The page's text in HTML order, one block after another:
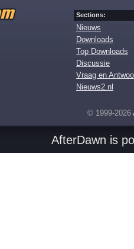
Sections:
Nieuws
Downloads
Top Downloads
Discussie
Vraag en
Nieuws2.nl
© 1999-2026
AfterDawn is